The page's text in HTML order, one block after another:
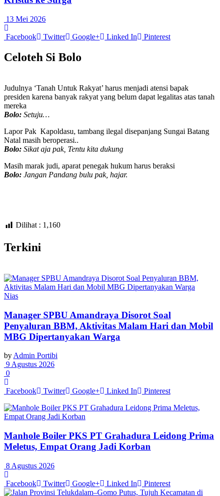
13 Mei 2026
Facebook Twitter Google+ Linked In Pinterest
Celoteh Si Bolo
Judulnya ‘Tanah Untuk Rakyat’ harus menjadi atensi bapak
presiden karena banyak rakyat yang belum dapat legalitas atas tanah
mereka
Bolo: Setuju…
Lapor Pak Kapoldasu, tambang ilegal disepanjang Sungai Batang
Natal masih beroperasi..
Bolo: Sikat aja pak, Tentu kita dukung
Masih marak judi, aparat penegak hukum harus beraksi
Bolo: Jangan Pandang bulu pak, hajar.
Dilihat : 1,160
Terkini
Nias
Manager SPBU Amandraya Disorot Soal
Penyaluran BBM, Aktivitas Malam Hari dan Mobil
MBG Dipertanyakan Warga
by Admin Portibi
9 Agustus 2026
0
Facebook Twitter Google+ Linked In Pinterest
Manhole Boiler PKS PT Grahadura Leidong Prima
Meletus, Empat Orang Jadi Korban
8 Agustus 2026
Facebook Twitter Google+ Linked In Pinterest